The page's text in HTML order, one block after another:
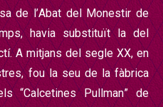
de l’Abat del Monestir de
havia substituït la del
í. A mitjans del segle XX, en
fou la seu de la fàbrica
“Calcetines Pullman”de